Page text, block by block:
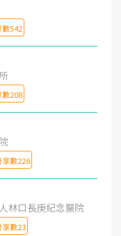
數542
數208
享數226
林口長庚紀念醫院
享數23